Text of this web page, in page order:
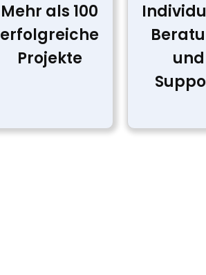
Mehr als 100
erfolgreiche
Projekte
und